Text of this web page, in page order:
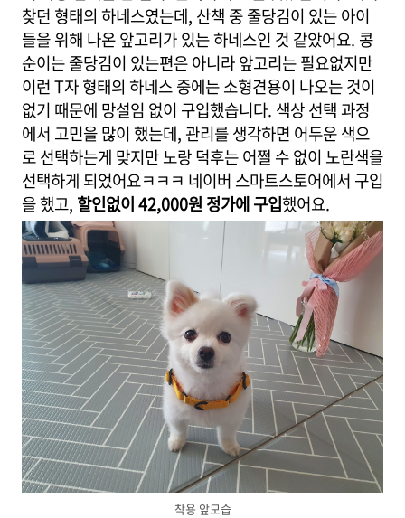
찾던 형태의 하네스였는데, 산책 중 줄당김이 있는 아이
들을 위해 나온 앞고리가 있는 하네스인 것 같았어요. 콩
순이는 줄당김이 있는편은 아니라 앞고리는 필요없지만
이런 T자 형태의 하네스 중에는 소형견용이 나오는 것이
없기 때문에 망설임 없이 구입했습니다. 색상 선택 과정
에서 고민을 많이 했는데, 관리를 생각하면 어두운 색으
로 선택하는게 맞지만 노랑 덕후는 어쩔 수 없이 노란색을
선택하게 되었어요ㅋㅋㅋ 네이버 스마트스토어에서 구입
을 했고, 할인없이 42,000원 정가에 구입했어요.
착용 앞모습